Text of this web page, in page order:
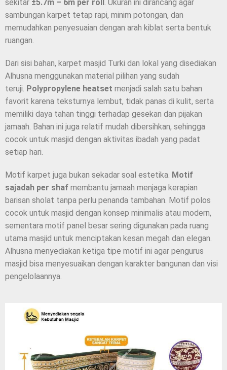
sekitar ±5.7m – 6m per roll . Ukuran ini dirancang agar
sambungan karpet tetap rapi, minim potongan, dan
memudahkan penyesuaian dengan arah kiblat serta bentuk
ruangan.
Dari sisi bahan, karpet masjid Turki dan lokal yang disediakan
Alhusna menggunakan material pilihan yang sudah
teruji. Polypropylene heatset menjadi salah satu bahan
favorit karena teksturnya lembut, tidak panas di kulit, serta
memiliki daya tahan tinggi terhadap gesekan dan pijakan
jamaah. Bahan ini juga relatif mudah dibersihkan, sehingga
cocok untuk masjid dengan aktivitas ibadah yang padat
setiap hari.
Motif karpet juga bukan sekadar soal estetika. Motif
sajadah per shaf membantu jamaah menjaga kerapian
barisan sholat tanpa perlu penanda tambahan. Motif polos
cocok untuk masjid dengan konsep minimalis atau modern,
sementara motif panel besar sering digunakan pada ruang
utama masjid untuk menciptakan kesan megah dan elegan.
Alhusna menyediakan ketiga tipe motif ini agar pengurus
masjid bisa menyesuaikan dengan karakter bangunan dan visi
pengelolaannya.